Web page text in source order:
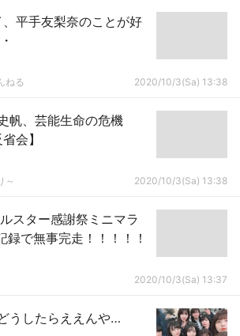
平手友梨奈のことが好
ねる 2020/10/3(Sa) 13:38
帆、芸能生命の危機
会】
～ 2020/10/3(Sa) 13:38
スター感謝祭ミニマラ
録で無事完走！！！！！
2020/10/3(Sa) 13:37
うしたらええんや…